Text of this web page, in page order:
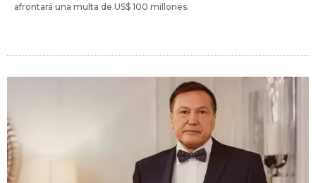
afrontará una multa de US$ 100 millones.